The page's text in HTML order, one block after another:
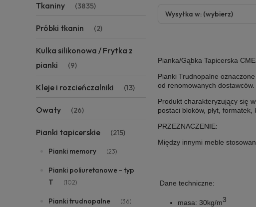
Tkaniny (3835)
Próbki tkanin (2)
Kulka silikonowa / Frytka z
pianki
(9)
Kleje i rozcieńczalniki (13)
Owaty (26)
Pianki tapicerskie (215)
Pianki memory (23)
Pianki poliuretanowe - typ
T
(102)
Pianki trudnopalne (36)
Wysyłka w: (wybierz)
Pianka/Gąbka Tapicerska
Pianki Trudnopalne
od renomowanych dostawców.
Produkt charakteryzujący się
postaci bloków, płyt, formatek,
PRZEZNACZENIE:
Między innymi meble
Dane techniczne:
masa: 30kg/m3